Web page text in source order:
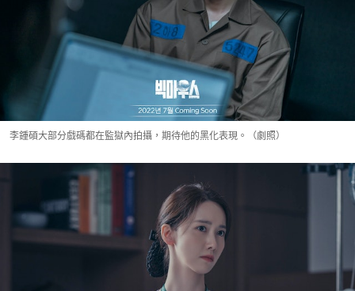
李鍾碩大部分戲碼都在監獄內拍攝，期待他的黑化表現。（劇照）